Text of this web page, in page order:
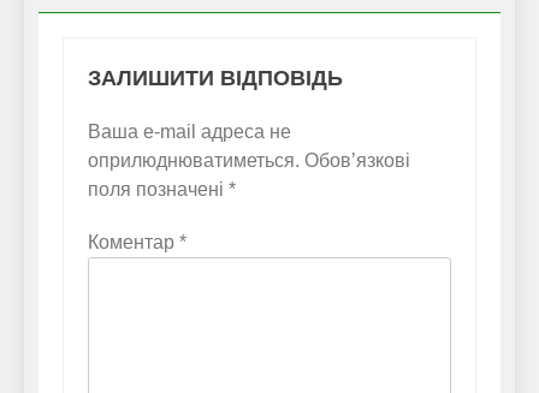
ЗАЛИШИТИ ВІДПОВІДЬ
Ваша e-mail адреса не
оприлюднюватиметься. Обов’язкові
поля позначені *
Коментар *